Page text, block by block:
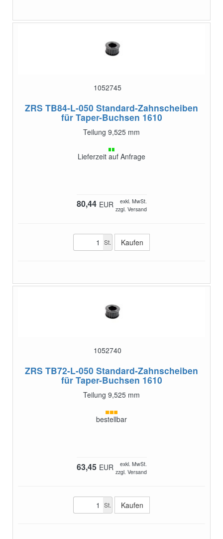
1052745
ZRS TB84-L-050 Standard-Zahnscheiben
für Taper-Buchsen 1610
Teilung 9,525 mm
Lieferzeit auf Anfrage
80,44 EUR
exkl. MwSt.
zzgl. Versand
St.
1052740
ZRS TB72-L-050 Standard-Zahnscheiben
für Taper-Buchsen 1610
Teilung 9,525 mm
bestellbar
63,45 EUR
exkl. MwSt.
zzgl. Versand
St.